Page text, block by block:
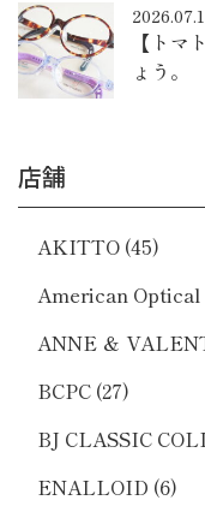
【トマ
ょう。
店舗
AKITTO (45)
American Optical
ANNE ＆
BCPC (27)
BJ CLASSIC
ENALLOID (6)